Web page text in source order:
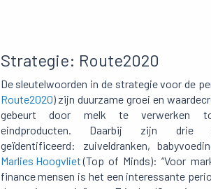
Strategie: Route2020
De sleutelwoorden in de strategie voor de
Route2020) zijn duurzame groei en
gebeurt door melk te verwerken
eindproducten. Daarbij zijn drie
geïdentificeerd: zuiveldranken,
Marlies Hoogvliet(Top of Minds): “Voor
finance mensen is het een interessante